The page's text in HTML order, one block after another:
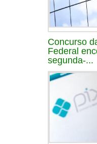
Concurso
Federal
segunda-...